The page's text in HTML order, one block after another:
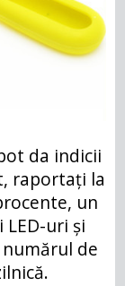
da indicii
raportați la
un
LED-uri și
de